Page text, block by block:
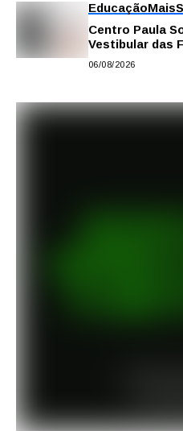
EducaçãoMais
Centro Paula
Vestibular das
semestre de
06/08/2026